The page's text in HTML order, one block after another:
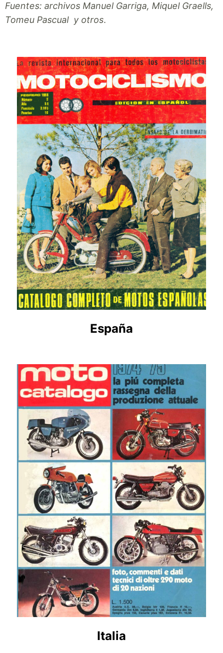
Fuentes: archivos Manuel Garriga, Miquel Graells,
Tomeu Pascual y otros.
España
Italia